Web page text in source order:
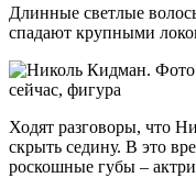
Длинные светлые
спадают крупными
Ходят разговоры, что
скрыть седину. В это
роскошные губы –